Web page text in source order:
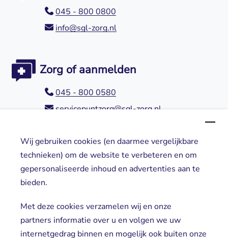
Wij gebruiken cookies (en daarmee vergelijkbare
technieken) om de website te verbeteren en om
gepersonaliseerde inhoud en advertenties aan te
bieden.
Met deze cookies verzamelen wij en onze
partners informatie over u en volgen we uw
internetgedrag binnen en mogelijk ook buiten onze
045 - 800 0800
info@sgl-zorg.nl
Zorg of aanmelden
045 - 800 0580
servicepuntzorg@sgl-zorg.nl
Direct naar
Locaties
Vrijwilligers